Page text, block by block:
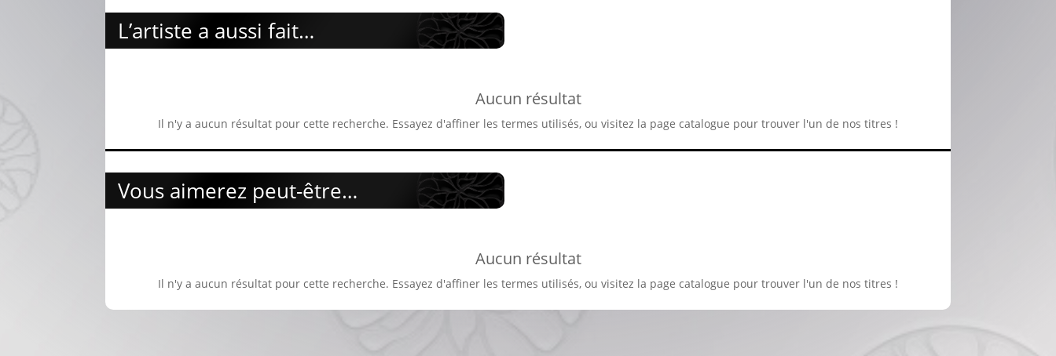
L’artiste a aussi fait…
Aucun résultat
Il n'y a aucun résultat pour cette recherche. Essayez d'affiner les termes utilisés, ou visitez la page catalogue pour trouver l'un de nos titres !
Vous aimerez peut-être…
Aucun résultat
Il n'y a aucun résultat pour cette recherche. Essayez d'affiner les termes utilisés, ou visitez la page catalogue pour trouver l'un de nos titres !